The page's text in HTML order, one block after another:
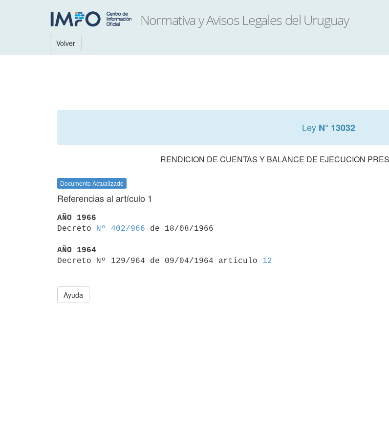
Volver
Ley N° 13032
RENDICION DE CUENTAS Y BALANCE DE EJECUCION
Documento Actualizado
Referencias al artículo 1
AÑO 1966
Decreto
Nº 402/966 de 18/08/1966
AÑO 1964
Decreto Nº 129/964 de 09/04/1964 artículo 12
Ayuda